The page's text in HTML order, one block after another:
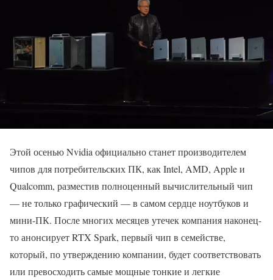
Этой осенью Nvidia официально станет производителем
чипов для потребительских ПК, как Intel, AMD, Apple и
Qualcomm, разместив полноценный вычислительный чип
— не только графический — в самом сердце ноутбуков и
мини-ПК. После многих месяцев утечек компания наконец-
то анонсирует RTX Spark, первый чип в семействе,
который, по утверждению компании, будет соответствовать
или превосходить самые мощные тонкие и легкие